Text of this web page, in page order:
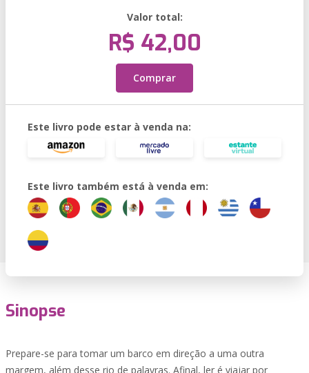
Valor total:
R$ 42,00
Comprar
Este livro pode estar à venda na:
Este livro também está à venda em:
Sinopse
Prepare-se para tomar um barco em direção a uma outra
margem, além desse rio de palavras. Afinal, ler é viajar por